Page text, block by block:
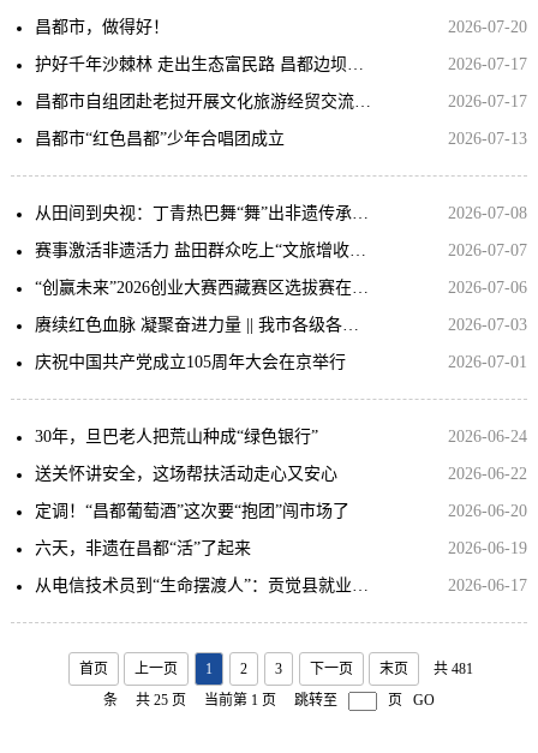
昌都市，做得好！ 2026-07-20
护好千年沙棘林 走出生态富民路 昌都边坝发布沙棘保护与发展公报 2026-07-17
昌都市自组团赴老挝开展文化旅游经贸交流活动取得圆满成功 2026-07-17
昌都市“红色昌都”少年合唱团成立 2026-07-13
从田间到央视：丁青热巴舞“舞”出非遗传承新路径 2026-07-08
赛事激活非遗活力 盐田群众吃上“文旅增收饭” 2026-07-07
“创赢未来”2026创业大赛西藏赛区选拔赛在昌都圆满落幕 2026-07-06
赓续红色血脉 凝聚奋进力量 || 我市各级各部门开展“七一”系列主题活动 2026-07-03
庆祝中国共产党成立105周年大会在京举行 2026-07-01
30年，旦巴老人把荒山种成“绿色银行” 2026-06-24
送关怀讲安全，这场帮扶活动走心又安心 2026-06-22
定调！“昌都葡萄酒”这次要“抱团”闯市场了 2026-06-20
六天，非遗在昌都“活”了起来 2026-06-19
从电信技术员到“生命摆渡人”：贡觉县就业帮扶助力职业转型 2026-06-17
首页 上一页 1 2 3 下一页 末页
共 481
条
共 25 页 当前第 1 页 跳转至 页 GO